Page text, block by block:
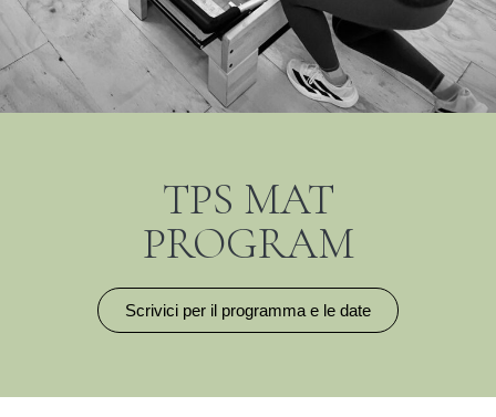
TPS MAT
PROGRAM
Scrivici per il programma e le date